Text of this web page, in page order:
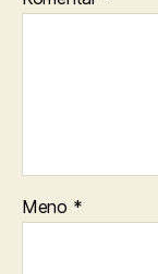
Meno *